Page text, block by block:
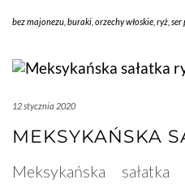
bez majonezu buraki orzechy włoskie ryż ser
12 stycznia 2020
MEKSYKAŃSKA
Meksykańska